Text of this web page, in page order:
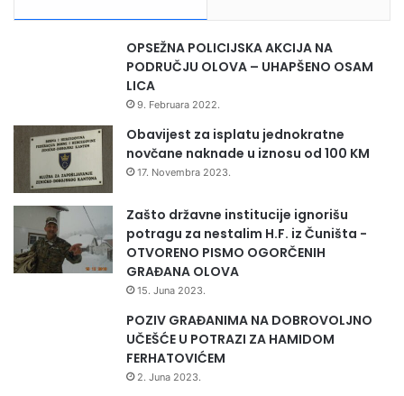
OPSEŽNA POLICIJSKA AKCIJA NA
PODRUČJU OLOVA – UHAPŠENO OSAM
LICA
9. Februara 2022.
Obavijest za isplatu jednokratne
novčane naknade u iznosu od 100 KM
17. Novembra 2023.
Zašto državne institucije ignorišu
potragu za nestalim H.F. iz Čuništa -
OTVORENO PISMO OGORČENIH
GRAĐANA OLOVA
15. Juna 2023.
POZIV GRAĐANIMA NA DOBROVOLJNO
UČEŠĆE U POTRAZI ZA HAMIDOM
FERHATOVIĆEM
2. Juna 2023.